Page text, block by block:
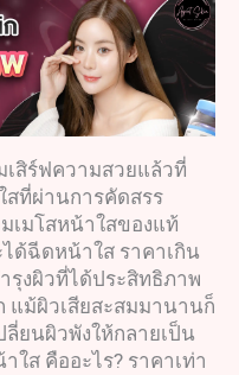
เสิร์ฟความสวยแล้วที่
สที่ผ่านการคัดสรร
เมโสหน้าใสของแท้
ด้ฉีดหน้าใส ราคาเกิน
รุงผิวที่ได้ประสิทธิภาพ
แม้ผิวเสียสะสมมานานก็
ยนผิวพังให้กลายเป็น
าใส คืออะไร? ราคาเท่า
u
c
t
s
u
c
s
c
t
s
c
t
s
u
c
t
s
c
t
s